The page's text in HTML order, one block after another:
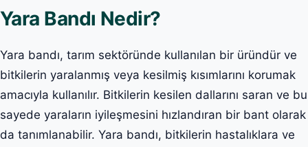
Yara Bandı Nedir?
Yara bandı, tarım sektöründe kullanılan bir üründür ve
bitkilerin yaralanmış veya kesilmiş kısımlarını korumak
amacıyla kullanılır. Bitkilerin kesilen dallarını saran ve bu
sayede yaraların iyileşmesini hızlandıran bir bant olarak
da tanımlanabilir. Yara bandı, bitkilerin hastalıklara ve